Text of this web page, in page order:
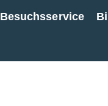
Besuchsservice